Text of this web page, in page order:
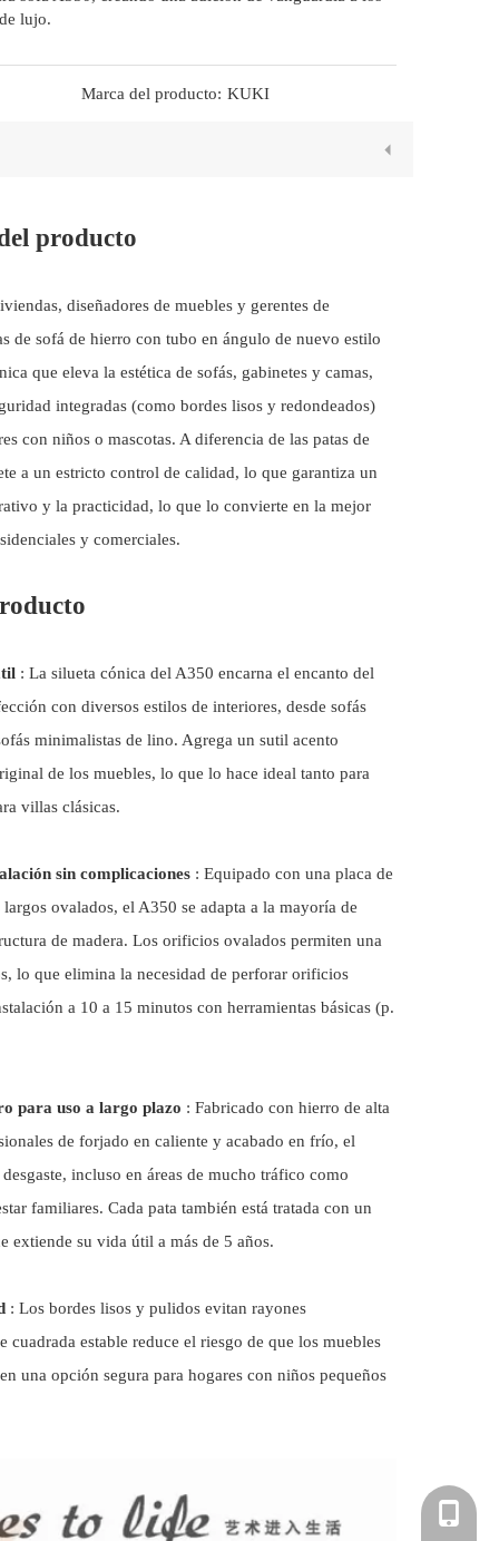
lujo.
Marca del producto: KUKI
producto
diseñadores de muebles y gerentes de
de sofá de hierro con tubo en ángulo de nuevo estilo
que eleva la estética de sofás, gabinetes y camas,
integradas (como bordes lisos y redondeados)
con niños o mascotas. A diferencia de las patas de
a un estricto control de calidad, lo que garantiza un
y la practicidad, lo que lo convierte en la mejor
y comerciales.
: La silueta cónica del A350 encarna el encanto del
con diversos estilos de interiores, desde sofás
minimalistas de lino. Agrega un sutil acento
de los muebles, lo que lo hace ideal tanto para
villas clásicas.
sin complicaciones : Equipado con una placa de
ovalados, el A350 se adapta a la mayoría de
de madera. Los orificios ovalados permiten una
lo que elimina la necesidad de perforar orificios
a 10 a 15 minutos con herramientas básicas (p.
para uso a largo plazo : Fabricado con hierro de alta
de forjado en caliente y acabado en frío, el
incluso en áreas de mucho tráfico como
familiares. Cada pata también está tratada con un
extiende su vida útil a más de 5 años.
: Los bordes lisos y pulidos evitan rayones
cuadrada estable reduce el riesgo de que los muebles
una opción segura para hogares con niños pequeños
+86-